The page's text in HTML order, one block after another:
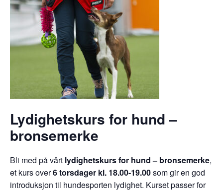
Lydighetskurs for hund –
bronsemerke
Bli med på vårt lydighetskurs for hund – bronsemerke,
et kurs over6 torsdager kl. 18.00-19.00som gir en god
introduksjon til hundesporten lydighet. Kurset passer for